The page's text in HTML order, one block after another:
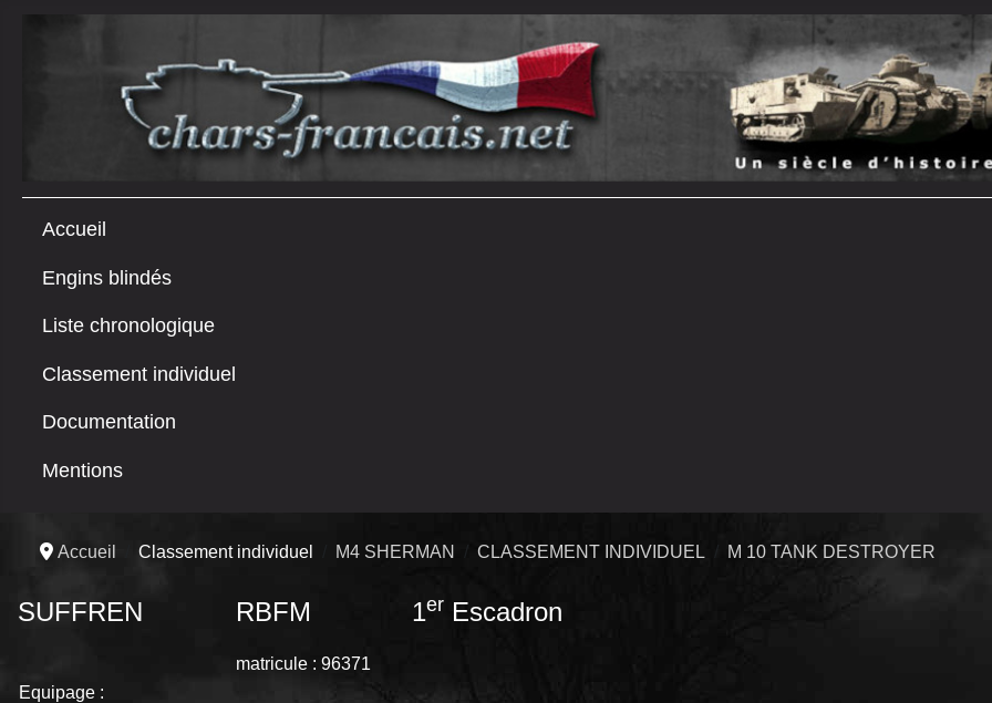
Accueil
Engins blindés
Liste chronologique
Classement individuel
Documentation
Mentions
Accueil Classement individuel M4 SHERMAN CLASSEMENT INDIVIDUEL M 10 TANK DESTROYER
SUFFREN RBFM 1er Escadron
matricule : 96371
Equipage :